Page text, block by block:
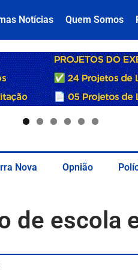
Notícias Quem Somos
Nova Opnião
de escola